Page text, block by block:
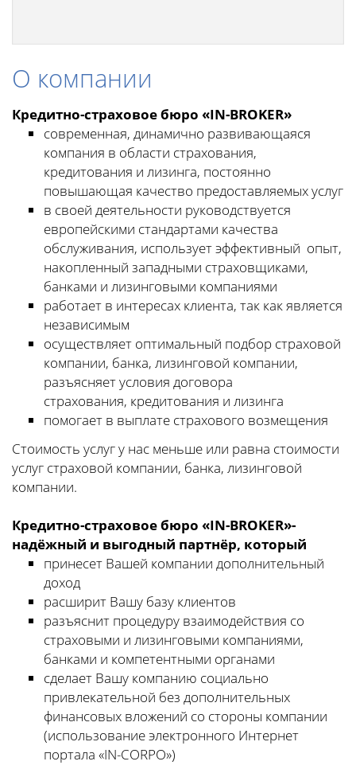
О компании
Кредитно-страховое бюро «IN-BROKER»
современная, динамично развивающаяся
компания в области страхования,
кредитования и лизинга, постоянно
повышающая качество предоставляемых услуг
в своей деятельности руководствуется
европейскими стандартами качества
обслуживания, использует эффективный опыт,
накопленный западными страховщиками,
банками и лизинговыми компаниями
работает в интересах клиента, так как является
независимым
осуществляет оптимальный подбор страховой
компании, банка, лизинговой компании,
разъясняет условия договора
страхования, кредитования и лизинга
помогает в выплате страхового возмещения
Стоимость услуг у нас меньше или равна стоимости
услуг страховой компании, банка, лизинговой
компании.
Кредитно-страховое бюро «IN-BROKER»-
надёжный и выгодный партнёр, который
принесет Вашей компании дополнительный
доход
расширит Вашу базу клиентов
разъяснит процедуру взаимодействия со
страховыми и лизинговыми компаниями,
банками и компетентными органами
сделает Вашу компанию социально
привлекательной без дополнительных
финансовых вложений со стороны компании
(использование электронного Интернет
портала «IN-CORPO»)